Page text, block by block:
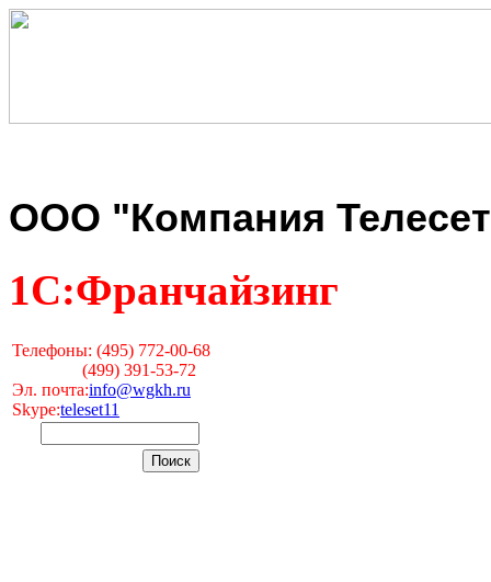
ООО "Компания
1С:Франчайзинг
Телефоны: (495) 772-00-68
(499) 391-53-72
Эл. почта:info@wgkh.ru
Skype:teleset11